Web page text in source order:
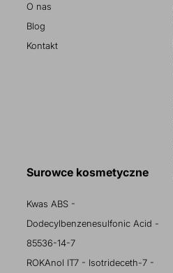
O nas
Blog
Kontakt
Surowce kosmetyczne
Kwas ABS -
Dodecylbenzenesulfonic Acid -
85536-14-7
ROKAnol IT7 - Isotrideceth-7 -